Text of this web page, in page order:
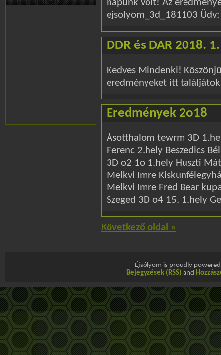
napunk volt! Az
ejsolyom_3d_181103
DDR és DAR 2018.
Kedves Mindenki!
eredményeket itt
Eredmények 2o18
Ásotthalom tewrm 3D
Ferenc 2.hely Beszedics
3D o2 1o 1.hely Huszti
Melkvi Imre
Melkvi Imre Fred Bear
Szeged 3D o4 15. 1.hely
Következő oldal »
Éjsólyom is proudly
Bejegyzések (RSS) and